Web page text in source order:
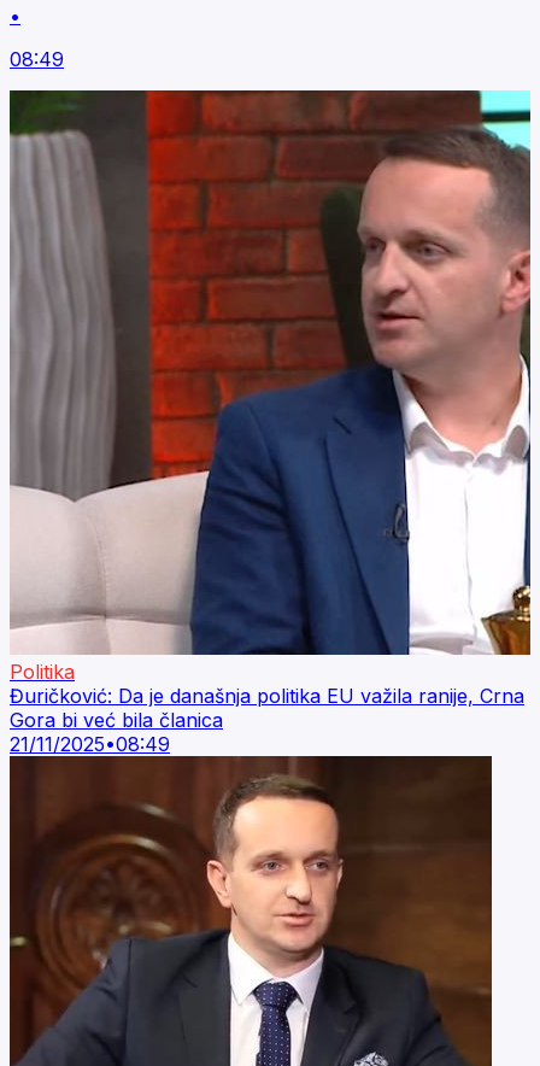
•
08:49
Politika
Đuričković: Da je današnja politika EU važila ranije, Crna
Gora bi već bila članica
21/11/2025•08:49